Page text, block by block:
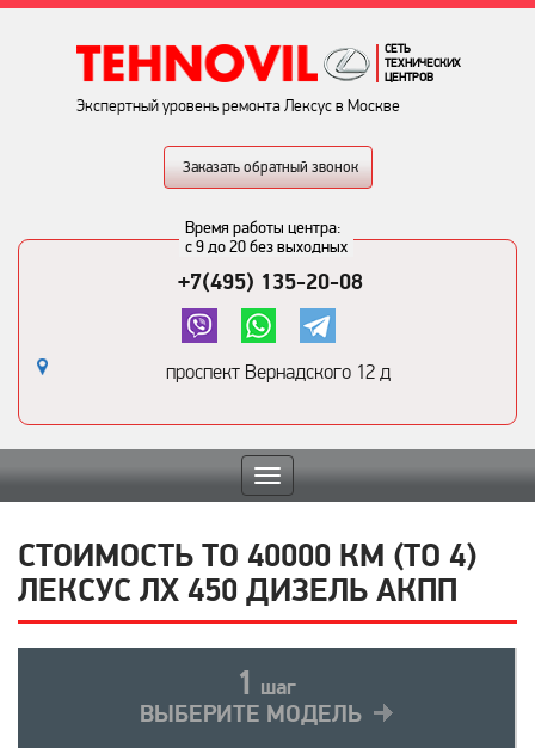
СЕТЬ
ТЕХНИЧЕСКИХ
ЦЕНТРОВ
Экспертный уровень ремонта Лексус в Москве
Заказать обратный звонок
Время работы центра:
с 9 до 20 без выходных
+7(495) 135-20-08
проспект Вернадского 12 д
Toggle
navigation
СТОИМОСТЬ ТО 40000 КМ (ТО 4)
ЛЕКСУС ЛХ 450 ДИЗЕЛЬ АКПП
1 шаг
ВЫБЕРИТЕ МОДЕЛЬ